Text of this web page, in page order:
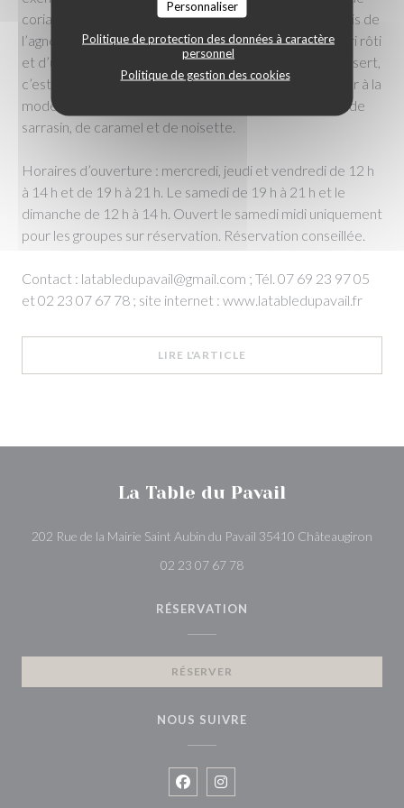
Personnaliser
Politique de protection des données à caractère
personnel
Politique de gestion des cookies
coriandre accompagné de sauce ponzu et d’avruga, puis de
l’agneau confit cuit douze heures accompagné de céleri rôti
et d’une polenta légère avec son jus réduit. Pour le dessert,
c’est un paris-brest que le chef a souhaité accommoder à la
mode bretonne avec un praliné maison réalisé à l’aide de
sarrasin, de caramel et de noisette.
Horaires d’ouverture : mercredi, jeudi et vendredi de 12 h
à 14 h et de 19 h à 21 h. Le samedi de 19 h à 21 h et le
dimanche de 12 h à 14 h. Ouvert le samedi midi uniquement
pour les groupes sur réservation. Réservation conseillée.
Contact : latabledupavail@gmail.com ; Tél. 07 69 23 97 05
et 02 23 07 67 78 ; site internet : www.latabledupavail.fr
LIRE L'ARTICLE
La Table du Pavail
202 Rue de la Mairie Saint Aubin du Pavail 35410 Châteaugiron
02 23 07 67 78
RÉSERVATION
RÉSERVER
NOUS SUIVRE
Facebook ((ouvre une nouvelle
Instagram ((ouvre une